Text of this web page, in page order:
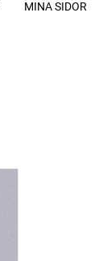
MINA SIDOR